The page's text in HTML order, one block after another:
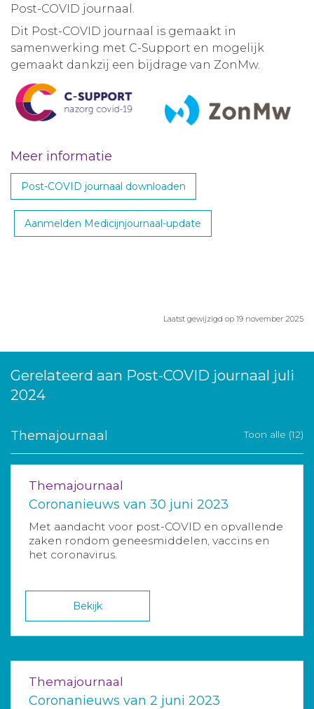
Post-COVID journaal.
Dit Post-COVID journaal is gemaakt in
samenwerking met C-Support en mogelijk
gemaakt dankzij een bijdrage van ZonMw.
Meer informatie
Post-COVID journaal downloaden
Aanmelden Medicijnjournaal-update
Laatst gewijzigd op 19 november 2025
Gerelateerd aan Post-COVID journaal juli
2024
Themajournaal Toon alle (12)
Themajournaal
Coronanieuws van 30 juni 2023
Met aandacht voor post-COVID en opvallende
zaken rondom geneesmiddelen, vaccins en
het coronavirus.
Bekijk
Themajournaal
Coronanieuws van 2 juni 2023